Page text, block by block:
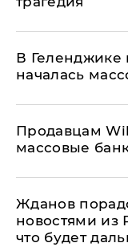
В Геленджике
началась
Продавцам
массовые
Жданов
новостями из
что будет